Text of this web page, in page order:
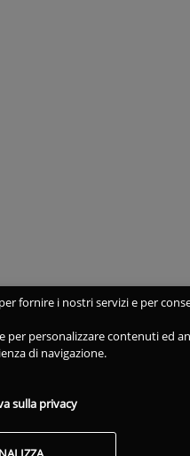
fornire i nostri servizi e per
per personalizzare contenuti ed
di navigazione.
sulla privacy